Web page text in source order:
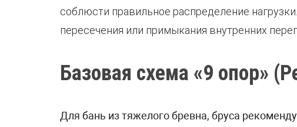
соблюсти правильное распределение
пересечения или примыкания внутренних
Базовая схема «9 опор»
Для бань из тяжелого бревна, бруса